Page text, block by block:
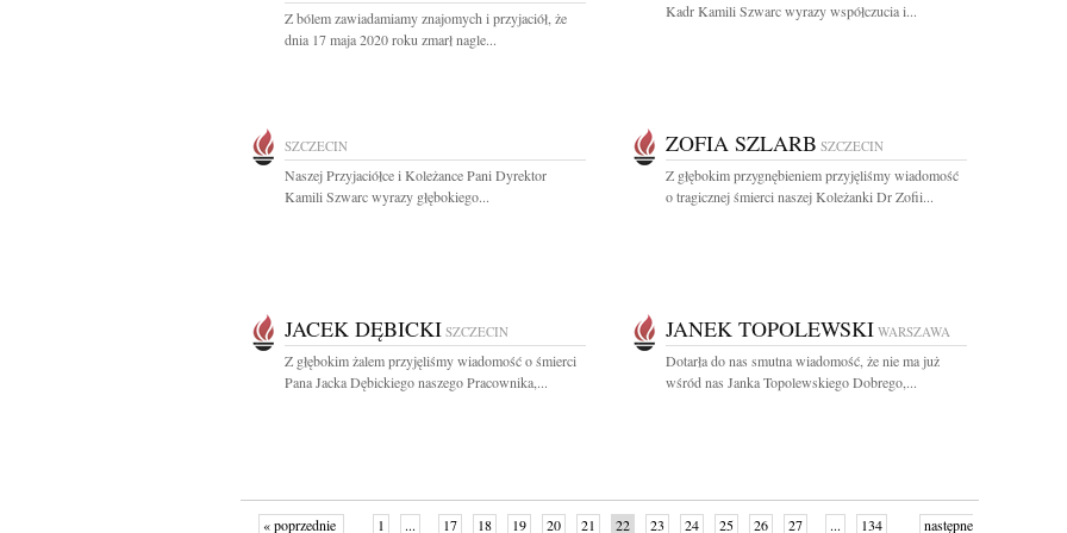
Z bólem zawiadamiamy znajomych i przyjaciół, że
dnia 17 maja 2020 roku zmarł nagle...
Kadr Kamili Szwarc wyrazy współczucia i...
SZCZECIN
Naszej Przyjaciółce i Koleżance Pani Dyrektor
Kamili Szwarc wyrazy głębokiego...
ZOFIA SZLARB SZCZECIN
Z głębokim przygnębieniem przyjęliśmy wiadomość
o tragicznej śmierci naszej Koleżanki Dr Zofii...
JACEK DĘBICKI SZCZECIN
Z głębokim żalem przyjęliśmy wiadomość o śmierci
Pana Jacka Dębickiego naszego Pracownika,...
JANEK TOPOLEWSKI WARSZAWA
Dotarła do nas smutna wiadomość, że nie ma już
wśród nas Janka Topolewskiego Dobrego,...
« poprzednie 1 ... 17 18 19 20 21 22 23 24 25 26 27 ... 134 następne